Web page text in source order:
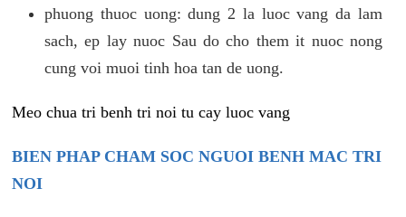
phuong thuoc uong: dung 2 la luoc vang da lam
sach, ep lay nuoc Sau do cho them it nuoc nong
cung voi muoi tinh hoa tan de uong.
Meo chua tri benh tri noi tu cay luoc vang
BIEN PHAP CHAM SOC NGUOI BENH MAC TRI
NOI